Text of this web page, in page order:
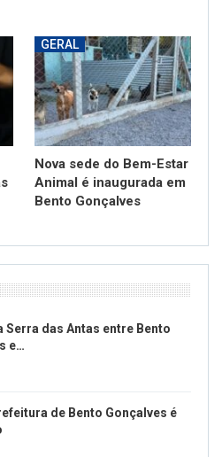
GERAL
Nova sede do Bem-Estar
Animal é inaugurada em
Bento Gonçalves
Serra das Antas entre Bento
e…
de Bento Gonçalves é